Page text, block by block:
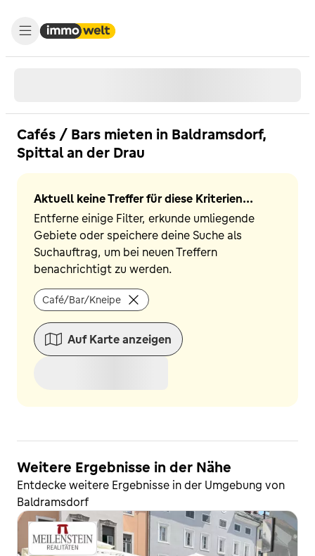
Cafés / Bars mieten in Baldramsdorf,
Spittal an der Drau
Aktuell keine Treffer für diese Kriterien...
Entferne einige Filter, erkunde umliegende
Gebiete oder speichere deine Suche als
Suchauftrag, um bei neuen Treffern
benachrichtigt zu werden.
Café/Bar/Kneipe
Auf Karte anzeigen
Weitere Ergebnisse in der Nähe
Entdecke weitere Ergebnisse in der Umgebung von
Baldramsdorf